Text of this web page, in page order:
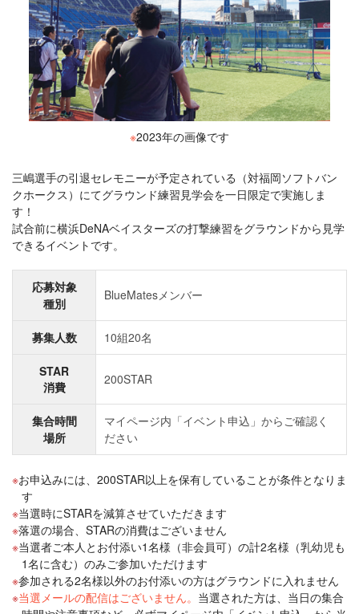
※2023年の画像です
三嶋選手の引退セレモニーが予定されている（対福岡ソフトバン
クホークス）にてグラウンド練習見学会を一日限定で実施しま
す！
試合前に横浜DeNAベイスターズの打撃練習をグラウンドから見学
できるイベントです。
応募対象
種別
BlueMatesメンバー
募集人数 10組20名
STAR
消費
200STAR
集合時間
場所
マイページ内「イベント申込」からご確認く
ださい
お申込みには、200STAR以上を保有していることが条件となりま
す
当選時にSTARを減算させていただきます
落選の場合、STARの消費はございません
当選者ご本人とお付添い1名様（非会員可）の計2名様（乳幼児も
1名に含む）のみご参加いただけます
参加される2名様以外のお付添いの方はグラウンドに入れません
当選メールの配信はございません。 当選された方は、当日の集合